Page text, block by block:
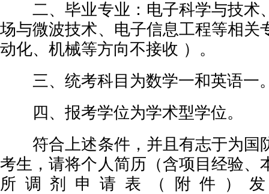
二、毕业专业：电子科学与技术
场与微波技术、电子信息工程等相关
动化、机械等方向不接收 ）。
三、统考科目为数学一和英语一
四、报考学位为学术型学位。
符合上述条件，并且有志于为国
考生，请将个人简历（含项目经验、
所调剂申请表（附件）